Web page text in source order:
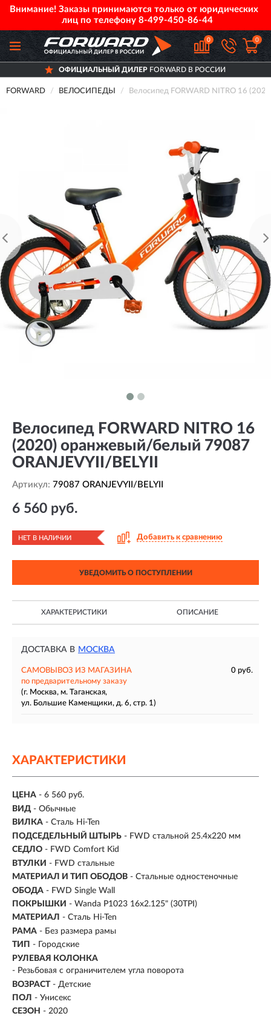
Внимание! Заказы принимаются только от юридических
лиц по телефону 8-499-450-86-44
0 0
ОФИЦИАЛЬНЫЙ ДИЛЕРFORWARD В РОССИИ
FORWARD ВЕЛОСИПЕДЫ Велосипед FORWARD NITRO 16
Велосипед FORWARD NITRO 16
(2020) оранжевый/белый 79087
ORANJEVYII/BELYII
Артикул: 79087 ORANJEVYII/BELYII
6 560 руб.
НЕТ В НАЛИЧИИ Добавить к сравнению
УВЕДОМИТЬ О ПОСТУПЛЕНИИ
ХАРАКТЕРИСТИКИ ОПИСАНИЕ
ДОСТАВКА В МОСКВА
САМОВЫВОЗ ИЗ МАГАЗИНА
0 руб.
по предварительному заказу
(г. Москва, м. Таганская,
ул. Большие Каменщики, д. 6, стр. 1)
ХАРАКТЕРИСТИКИ
ЦЕНА - 6 560 руб.
ВИД - Обычные
ВИЛКА - Сталь Hi-Ten
ПОДСЕДЕЛЬНЫЙ ШТЫРЬ - FWD стальной 25.4x220 мм
СЕДЛО - FWD Comfort Kid
ВТУЛКИ - FWD стальные
МАТЕРИАЛ И ТИП ОБОДОВ - Стальные одностеночные
ОБОДА - FWD Single Wall
ПОКРЫШКИ - Wanda P1023 16x2.125" (30TPI)
МАТЕРИАЛ - Сталь Hi-Ten
РАМА - Без размера рамы
ТИП -
Городские
РУЛЕВАЯ КОЛОНКА
- Резьбовая с ограничителем угла поворота
ВОЗРАСТ - Детские
ПОЛ - Унисекс
СЕЗОН - 2020